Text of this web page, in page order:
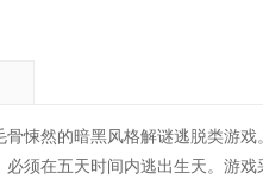
骨悚然的暗黑风格解谜逃脱类游
须在五天时间内逃出生天。游